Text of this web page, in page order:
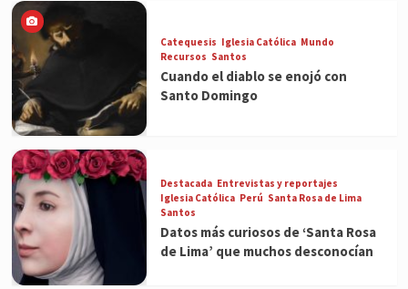
Catequesis Iglesia Católica Mundo
Recursos Santos
Cuando el diablo se enojó con
Santo Domingo
Destacada Entrevistas y reportajes
Iglesia Católica Perú Santa Rosa de Lima
Santos
Datos más curiosos de ‘Santa Rosa
de Lima’ que muchos desconocían